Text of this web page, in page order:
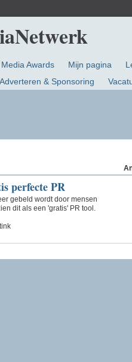
Awards Mijn pagina
Adverteren & Sponsoring
perfecte PR
gebeld wordt door mensen
dit als een 'gratis' PR tool.